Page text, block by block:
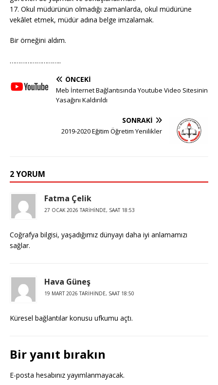
17. Okul müdürünün olmadığı zamanlarda, okul müdürüne
vekâlet etmek, müdür adına belge imzalamak.
Bir örneğini aldım.
………………………..
ÖNCEKI
Meb İnternet Bağlantısında Youtube Video Sitesinin
Yasağını Kaldırıldı
SONRAKI
2019-2020 Eğitim Öğretim Yenilikler
2 YORUM
Fatma Çelik
27 OCAK 2026 TARIHINDE, SAAT 18:53
Coğrafya bilgisi, yaşadığımız dünyayı daha iyi anlamamızı
sağlar.
Hava Güneş
19 MART 2026 TARIHINDE, SAAT 18:50
Küresel bağlantılar konusu ufkumu açtı.
Bir yanıt bırakın
E-posta hesabınız yayımlanmayacak.